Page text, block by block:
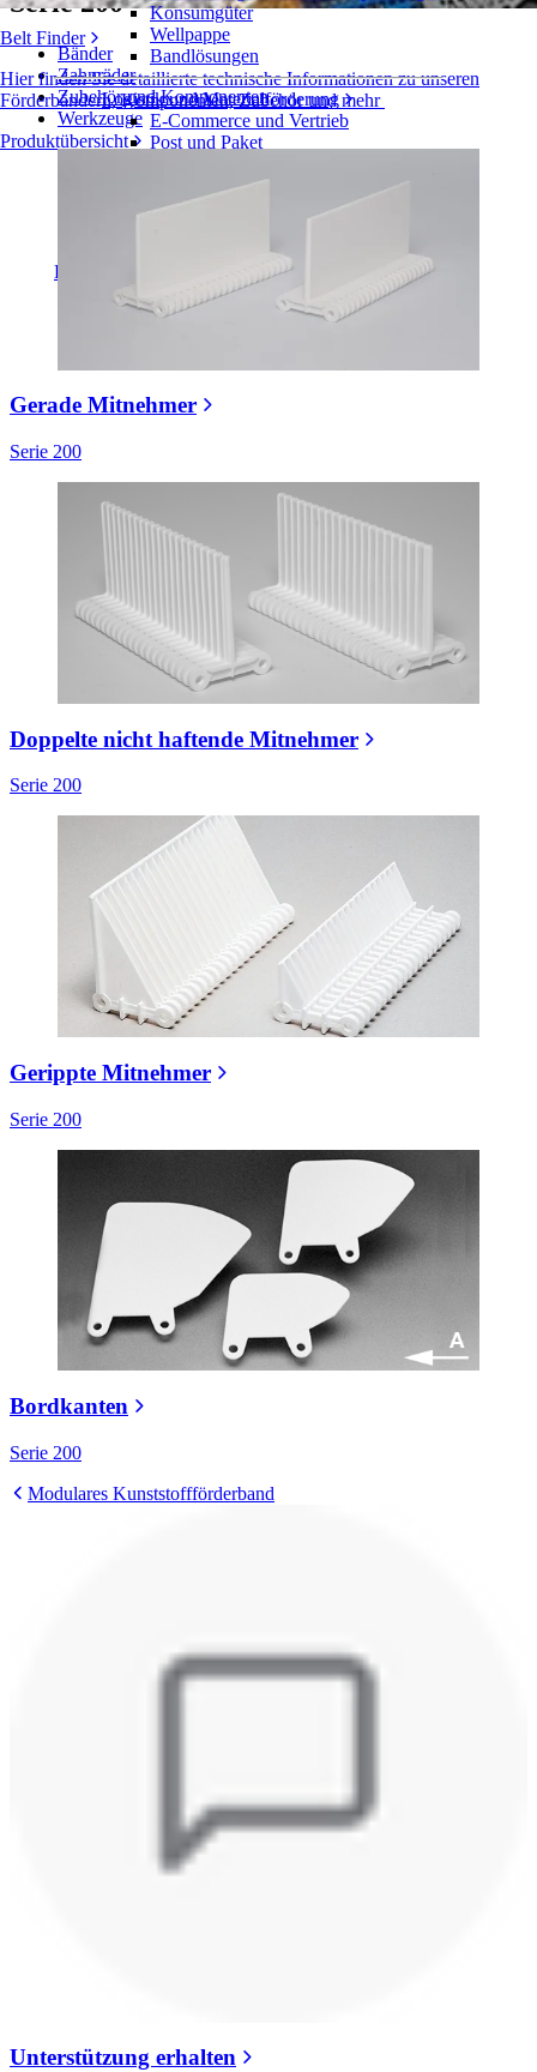
Belt Finder
Hier finden Sie detaillierte technische Informationen zu unseren
Förderbändern, Komponenten, Zubehör und mehr
Produktübersicht
Konsumgüter
Wellpappe
Bandlösungen
Logistik und Materialförderung
E-Commerce und Vertrieb
Post und Paket
Automobilindustrie
Branchenübersicht
Bänder
Zahnräder
Zubehör und Komponenten
Werkzeuge
Gerade Mitnehmer
Serie 200
Doppelte nicht haftende Mitnehmer
Serie 200
Gerippte Mitnehmer
Serie 200
Bordkanten
Serie 200
Modulares Kunststoffförderband
Unterstützung erhalten